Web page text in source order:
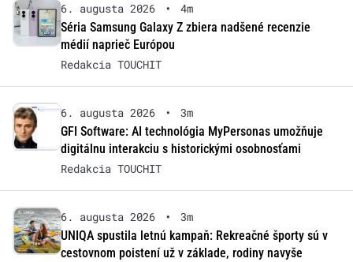
6. augusta 2026 •
4m
Séria Samsung Galaxy Z zbiera nadšené recenzie
médií naprieč Európou
Redakcia TOUCHIT
6. augusta 2026 •
3m
GFI Software: AI technológia MyPersonas umožňuje
digitálnu interakciu s historickými osobnosťami
Redakcia TOUCHIT
6. augusta 2026 •
3m
UNIQA spustila letnú kampaň: Rekreačné športy sú v
cestovnom poistení už v základe, rodiny navyše